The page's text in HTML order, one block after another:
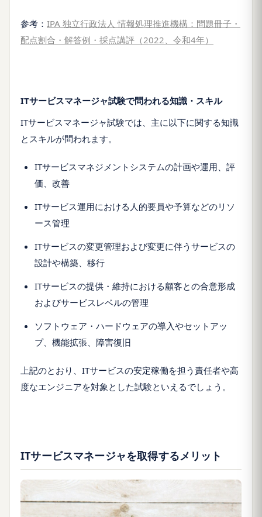
参考： IPA 独立行政法人 情報処理推進機構：問題冊子・
配点割合・解答例・採点講評（2022、令和4年）
ITサービスマネージャ試験で問われる知識・スキル
ITサービスマネージャ試験では、主に以下に関する知識
とスキルが問われます。
ITサービスマネジメントシステムの計画や運用、評
価、改善
ITサービス運用における人的要員や予算などのリソ
ース管理
ITサービスの変更管理および変更に伴うサービスの
設計や構築、移行
ITサービスの提供・維持における顧客との合意形成
およびサービスレベルの管理
ソフトウェア・ハードウェアの導入やセットアッ
プ、機能拡張、障害復旧
上記のとおり、ITサービスの安定稼働を担う責任者や高
度なエンジニアを対象とした試験といえるでしょう。
ITサービスマネージャを取得するメリット